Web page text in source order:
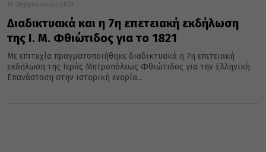
10 Φεβρουαρίου 2021
Διαδικτυακά και η 7η επετειακή εκδήλωση
της Ι. Μ. Φθιώτιδος για το 1821
Με επιτυχία πραγματοποιήθηκε διαδικτυακά η 7η επετειακή
εκδήλωση της Ιεράς Μητροπόλεως Φθιώτιδος για την Ελληνική
Επανάσταση στην ιστορική ενορία...